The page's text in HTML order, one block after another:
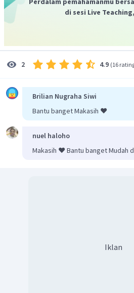
Jadi, senyawa toluena +
asam dan panas) merupakan
di sesi Live Teaching,
2 4.9 (16
Brilian Nugraha Siwi
Bantu banget Makasih ❤️
nuel haloho
Makasih ❤️ Bantu banget Mudah
Iklan